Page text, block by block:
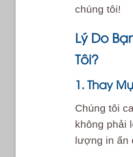
chúng tôi!
Lý Do
Tôi?
1. Thay
Chúng tôi
không phải
lượng in ấn